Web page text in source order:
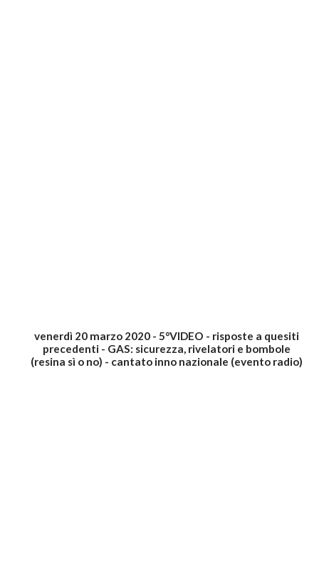
venerdì 20 marzo 2020 - 5°VIDEO - risposte a quesiti
precedenti - GAS: sicurezza, rivelatori e bombole
(resina sì o no) - cantato inno nazionale (evento radio)